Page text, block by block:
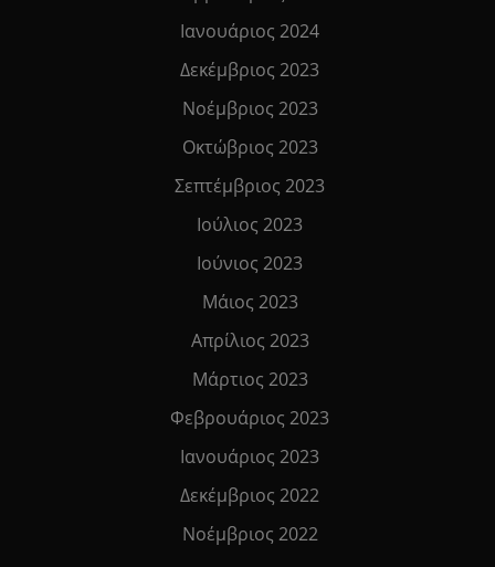
Ιανουάριος 2024
Δεκέμβριος 2023
Νοέμβριος 2023
Οκτώβριος 2023
Σεπτέμβριος 2023
Ιούλιος 2023
Ιούνιος 2023
Μάιος 2023
Απρίλιος 2023
Μάρτιος 2023
Φεβρουάριος 2023
Ιανουάριος 2023
Δεκέμβριος 2022
Νοέμβριος 2022